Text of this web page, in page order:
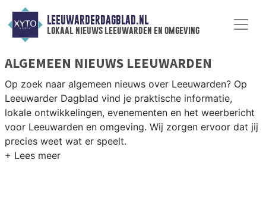
LEEUWARDERDAGBLAD.NL
lokaal nieuws leeuwarden en omgeving
ALGEMEEN NIEUWS LEEUWARDEN
Op zoek naar algemeen nieuws over Leeuwarden? Op
Leeuwarder Dagblad vind je praktische informatie,
lokale ontwikkelingen, evenementen en het weerbericht
voor Leeuwarden en omgeving. Wij zorgen ervoor dat jij
precies weet wat er speelt.